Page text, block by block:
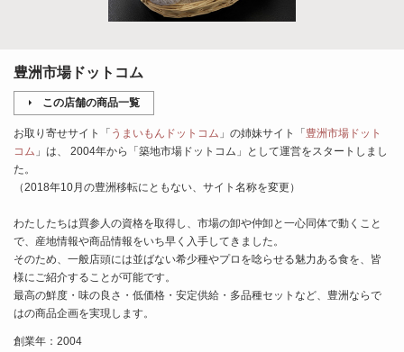
豊洲市場ドットコム
この店舗の商品一覧
お取り寄せサイト「 うまいもんドットコム 」の姉妹サイト「 豊洲市場ドット
コム 」は、 2004年から「築地市場ドットコム」として運営をスタートしまし
た。
（2018年10月の豊洲移転にともない、サイト名称を変更）
わたしたちは買参人の資格を取得し、市場の卸や仲卸と一心同体で動くこと
で、産地情報や商品情報をいち早く入手してきました。
そのため、一般店頭には並ばない希少種やプロを唸らせる魅力ある食を、皆
様にご紹介することが可能です。
最高の鮮度・味の良さ・低価格・安定供給・多品種セットなど、豊洲ならで
はの商品企画を実現します。
創業年：2004